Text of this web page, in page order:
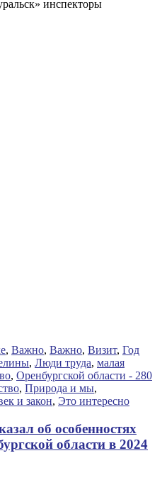
инспекторы
, Важно, Важно, Визит, Год
, Люди труда, малая
, Оренбургской области - 280
, Природа и мы,
и закон, Это интересно
об особенностях
области в 2024